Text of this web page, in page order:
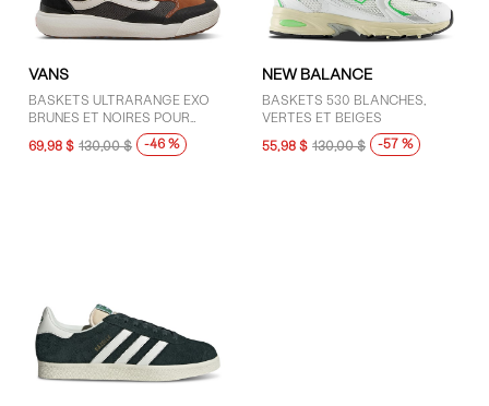
VANS
BASKETS ULTRARANGE EXO
BRUNES ET NOIRES POUR
HOMMES
69,98 $ 130,00 $ -46 %
NEW BALANCE
BASKETS 530 BLANCHES,
VERTES ET BEIGES
55,98 $ 130,00 $ -57 %